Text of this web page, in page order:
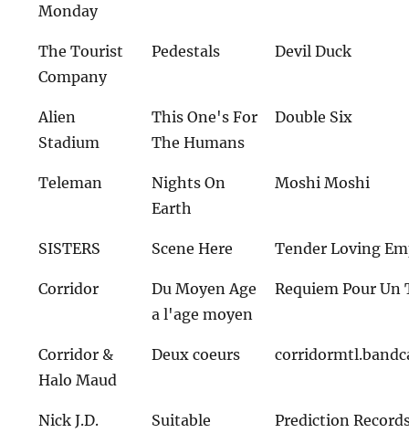
Monday
The Tourist
Company
Pedestals Devil Duck
Alien
Stadium
This One's For
The Humans
Double Six
Teleman
Nights On
Earth
Moshi Moshi
SISTERS Scene Here Tender Loving
Corridor
Du Moyen Age
a l'age moyen
Requiem Pour Un
Corridor &
Halo Maud
Deux coeurs
Nick J.D.
Suitable Prediction